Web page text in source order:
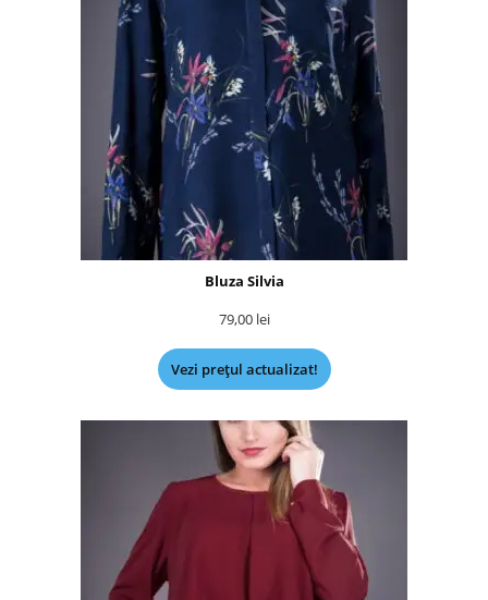
Bluza Silvia
79,00 lei
Vezi prețul actualizat!